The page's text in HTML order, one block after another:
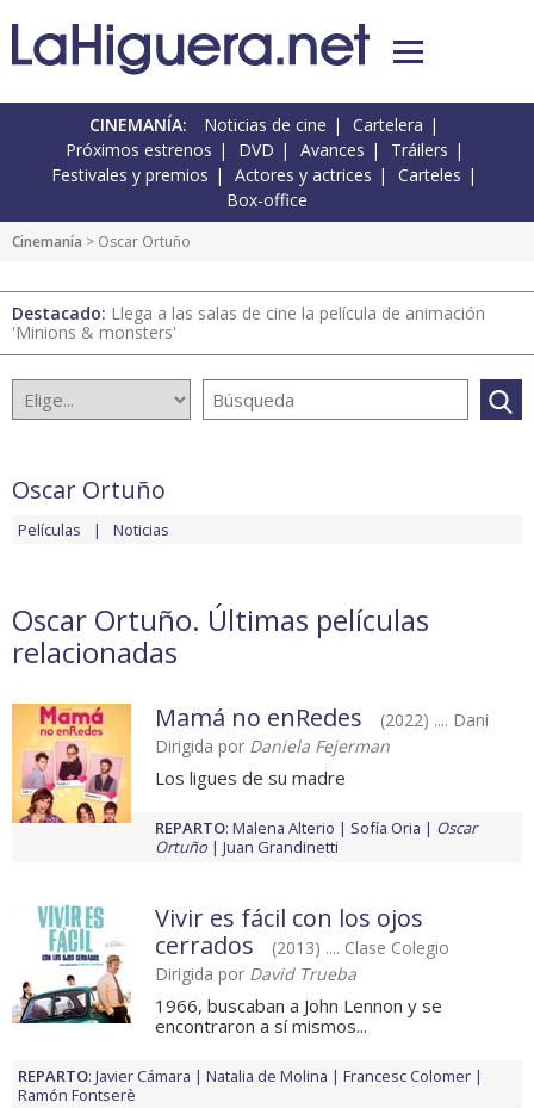
CINEMANÍA: Noticias de cine
Cartelera
Próximos estrenos
DVD Avances
Tráilers
Festivales y premios
Actores y actrices
Carteles
Box-office
Cinemanía > Oscar Ortuño
Destacado: Llega a las salas de cine la película de animación
'Minions & monsters'
Oscar Ortuño
Películas Noticias
Oscar Ortuño. Últimas películas
relacionadas
Mamá no enRedes
(2022) .... Dani
Dirigida por Daniela Fejerman
Los ligues de su madre
REPARTO: Malena Alterio Sofía Oria
Oscar
Ortuño
Juan Grandinetti
Vivir es fácil con los ojos
cerrados
(2013) .... Clase Colegio
Dirigida por David Trueba
1966, buscaban a John Lennon y se
encontraron a sí mismos...
REPARTO: Javier Cámara Natalia de Molina
Francesc Colomer
Ramón Fontserè